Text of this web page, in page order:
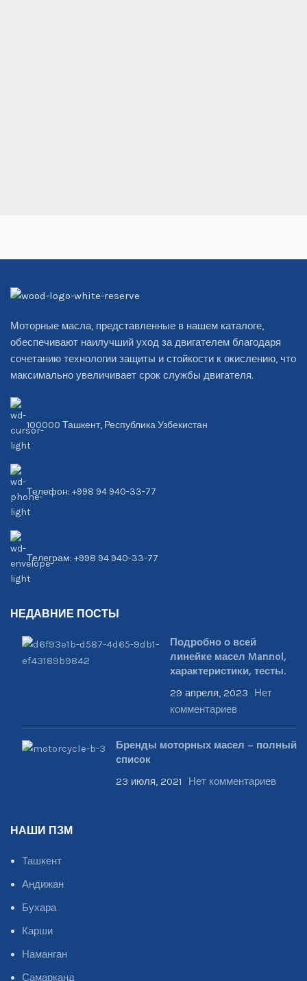
Моторные масла, представленные в нашем каталоге,
обеспечивают наилучший уход за двигателем благодаря
сочетанию технологии защиты и стойкости к окислению, что
максимально увеличивает срок службы двигателя.
100000 Ташкент, Республика Узбекистан
Телефон: +998 94 940-33-77
Телеграм: +998 94 940-33-77
НЕДАВНИЕ ПОСТЫ
Подробно о всей
линейке масел Mannol,
характеристики, тесты.
29 апреля, 2023
Нет
комментариев
Бренды моторных масел – полный
список
23 июля, 2021 Нет комментариев
НАШИ ПЗМ
Ташкент
Андижан
Бухара
Карши
Наманган
Самарканд